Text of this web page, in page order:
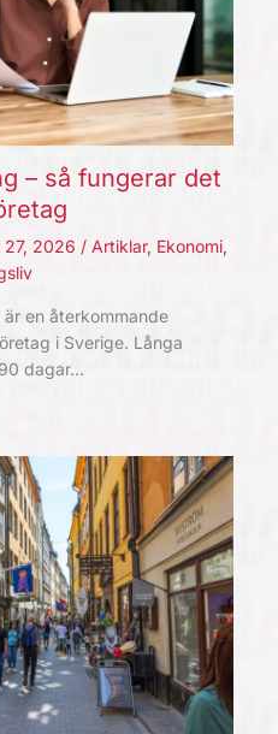
– så fungerar det
27, 2026 / Artiklar, Ekonomi,
en återkommande
i Sverige. Långa
dagar…